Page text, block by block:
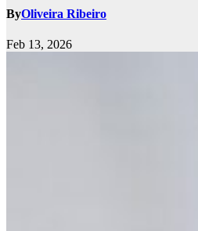
ByOliveira Ribeiro
Feb 13, 2026